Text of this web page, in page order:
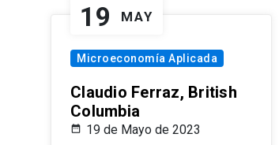
19 MAY
Microeconomía Aplicada
Claudio Ferraz, British
Columbia
19 de Mayo de 2023